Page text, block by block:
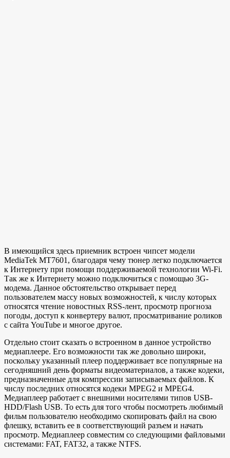
В имеющийся здесь приемник встроен чипсет модели
MediaTek MT7601, благодаря чему тюнер легко подключается
к Интернету при помощи поддерживаемой технологии Wi-Fi.
Так же к Интернету можно подключиться с помощью 3G-
модема. Данное обстоятельство открывает перед
пользователем массу новых возможностей, к числу которых
относятся чтение новостных RSS-лент, просмотр прогноза
погоды, доступ к конвертеру валют, просматривание роликов
с сайта YouTube и многое другое.
Отдельно стоит сказать о встроенном в данное устройство
медиаплеере. Его возможности так же довольно широки,
поскольку указанный плеер поддерживает все популярные на
сегодняшний день форматы видеоматериалов, а также кодеки,
предназначенные для компрессии записываемых файлов. К
числу последних относятся кодеки MPEG2 и MPEG4.
Медиаплеер работает с внешними носителями типов USB-
HDD/Flash USB. То есть для того чтобы посмотреть любимый
фильм пользователю необходимо скопировать файл на свою
флешку, вставить ее в соответствующий разъем и начать
просмотр. Медиаплеер совместим со следующими файловыми
системами: FAT, FAT32, а также NTFS.